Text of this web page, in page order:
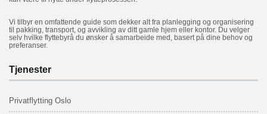
Vi tilbyr en omfattende guide som dekker alt fra planlegging og organisering
til pakking, transport, og avvikling av ditt gamle hjem eller kontor. Du velger
selv hvilke flyttebyrå du ønsker å samarbeide med, basert på dine behov og
preferanser.
Tjenester
Privatflytting Oslo